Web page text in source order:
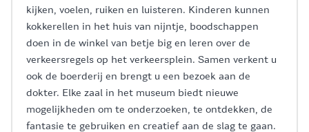
kijken, voelen, ruiken en luisteren. Kinderen kunnen
kokkerellen in het huis van nijntje, boodschappen
doen in de winkel van betje big en leren over de
verkeersregels op het verkeersplein. Samen verkent u
ook de boerderij en brengt u een bezoek aan de
dokter. Elke zaal in het museum biedt nieuwe
mogelijkheden om te onderzoeken, te ontdekken, de
fantasie te gebruiken en creatief aan de slag te gaan.